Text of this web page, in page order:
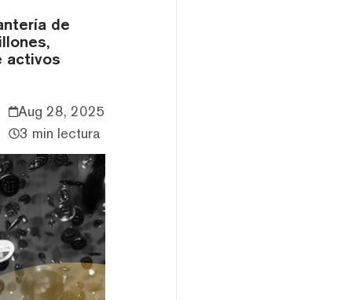
de
activos
Aug 28, 2025
3 min lectura